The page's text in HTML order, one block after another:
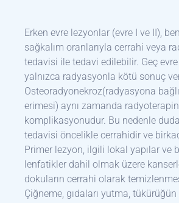
Erken evre lezyonlar (evre I ve II),
sağkalım oranlarıyla cerrahi veya
tedavisi ile tedavi edilebilir. Geç
yalnızca radyasyonla kötü sonuç
Osteoradyonekroz(radyasyona
erimesi) aynı zamanda
komplikasyonudur. Bu nedenle
tedavisi öncelikle cerrahidir ve
Primer lezyon, ilgili lokal yapılar ve
lenfatikler dahil olmak üzere
dokuların cerrahi olarak
Çiğneme, gıdaları yutma, tükürüğün